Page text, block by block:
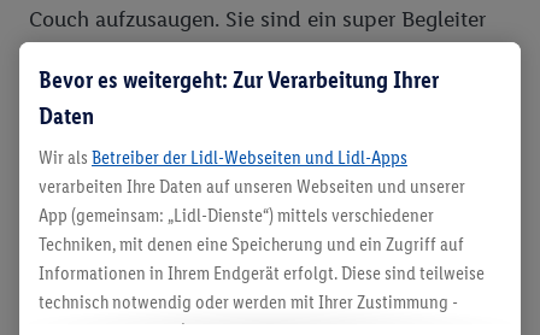
Couch aufzusaugen. Sie sind ein super Begleiter
sowohl als Nass- als auch als Trockensauger
eingesetzt werden. Als Hauptgerät taugen sie
weniger, alssparsamer Helfer zwischendurch
umso mehr. Gute Handstaubsauger mit Akku
lassen sich übrigens durch das Umstecken von
Aufsätzen auch als Tischsauger einsetzen.
Saugroboter:
Bevor es weitergeht: Zur Verarbeitung Ihrer
Daten
Wir als Betreiber der Lidl-Webseiten und Lidl-Apps
verarbeiten Ihre Daten auf unseren Webseiten und unserer
App (gemeinsam: „Lidl-Dienste“) mittels verschiedener
Techniken, mit denen eine Speicherung und ein Zugriff auf
Informationen in Ihrem Endgerät erfolgt. Diese sind teilweise
technisch notwendig oder werden mit Ihrer Zustimmung -